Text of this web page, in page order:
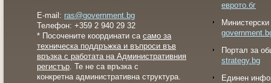
E-mail: ras@government.bg
Телефон: +359 2 940 29 32
* Посочените координати са само за
техническа поддръжка и въпроси във
връзка с работата на Административния
регистър. Те не са връзка с
конкретна административна структура.
еврото.бг
Портал за
strategy.bg
Eдинен